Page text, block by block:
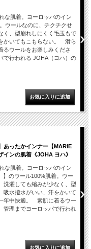
な肌着。ヨーロッパのイン
ウールなのに、チクチクせ
く、型崩れしにくく毛玉もで
かいてもこもらない。 滑ら
ウールをお楽しみくださ
行われる JOHA（ヨハ）の
あったかインナー【MARIE
インの肌着《JOHA ヨハ》
な肌着。ヨーロッパのイン
】のウール100%肌着。ウー
洗濯しても縮みが少なく、型
水撥水がいい、汗をかいて
年中快適。 素肌に着るウー
理までヨーロッパで行われ